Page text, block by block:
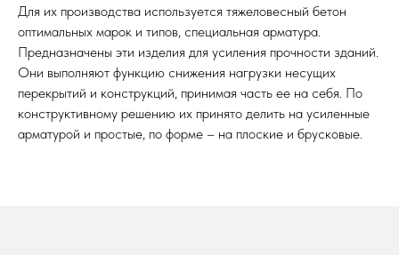
Для их производства используется тяжеловесный бетон
оптимальных марок и типов, специальная арматура.
Предназначены эти изделия для усиления прочности зданий.
Они выполняют функцию снижения нагрузки несущих
перекрытий и конструкций, принимая часть ее на себя. По
конструктивному решению их принято делить на усиленные
арматурой и простые, по форме – на плоские и брусковые.